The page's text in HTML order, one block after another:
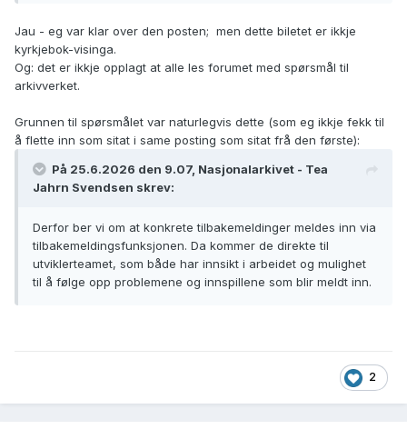
Jau - eg var klar over den posten; men dette biletet er ikkje
kyrkjebok-visinga.
Og: det er ikkje opplagt at alle les forumet med spørsmål til
arkivverket.
Grunnen til spørsmålet var naturlegvis dette (som eg ikkje fekk til
å flette inn som sitat i same posting som sitat frå den første):
På 25.6.2026 den 9.07, Nasjonalarkivet - Tea
Jahrn Svendsen skrev:
Derfor ber vi om at konkrete tilbakemeldinger meldes inn via
tilbakemeldingsfunksjonen. Da kommer de direkte til
utviklerteamet, som både har innsikt i arbeidet og mulighet
til å følge opp problemene og innspillene som blir meldt inn.
2